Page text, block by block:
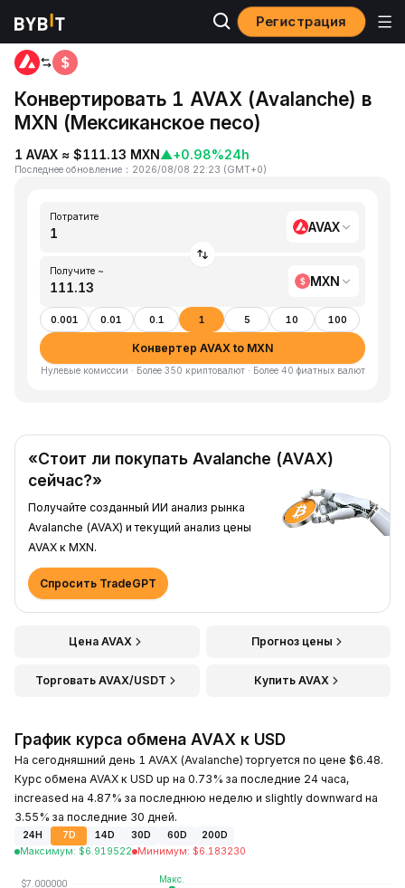
Регистрация
Главная
Конвертировать 1 AVAX (Avalanche) в
MXN (Мексиканское песо)
1 AVAX ≈ $111.13 MXN▲+0.98%24h
Последнее обновление ： 2026/08/08 22:23 (GMT+0)
Потратите
AVAX
Получите ~
MXN
0.001 0.01 0.1 1 5 10 100
Конвертер AVAX to MXN
Нулевые комиссии · Более 350 криптовалют · Более 40 фиатных валют
«Стоит ли покупать Avalanche (AVAX)
сейчас?»
Получайте созданный ИИ анализ рынка
Avalanche (AVAX) и текущий анализ цены
AVAX к MXN.
Спросить TradeGPT
Цена AVAX Прогноз цены
Торговать AVAX/USDT Купить AVAX
График курса обмена AVAX к USD
На сегодняшний день 1 AVAX (Avalanche) торгуется по цене $6.48.
Курс обмена AVAX к USD up на 0.73% за последние 24 часа,
increased на 4.87% за последнюю неделю и slightly downward на
3.55% за последние 30 дней.
24H 7D 14D 30D 60D
200D
Максимум: $6.919522 Минимум: $6.183230